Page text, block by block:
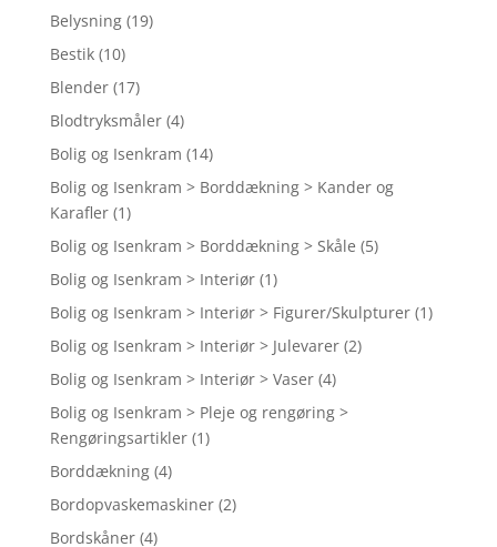
Belysning (19)
Bestik (10)
Blender (17)
Blodtryksmåler (4)
Bolig og Isenkram (14)
Bolig og Isenkram > Borddækning > Kander og
Karafler (1)
Bolig og Isenkram > Borddækning > Skåle (5)
Bolig og Isenkram > Interiør (1)
Bolig og Isenkram > Interiør > Figurer/Skulpturer (1)
Bolig og Isenkram > Interiør > Julevarer (2)
Bolig og Isenkram > Interiør > Vaser (4)
Bolig og Isenkram > Pleje og rengøring >
Rengøringsartikler (1)
Borddækning (4)
Bordopvaskemaskiner (2)
Bordskåner (4)